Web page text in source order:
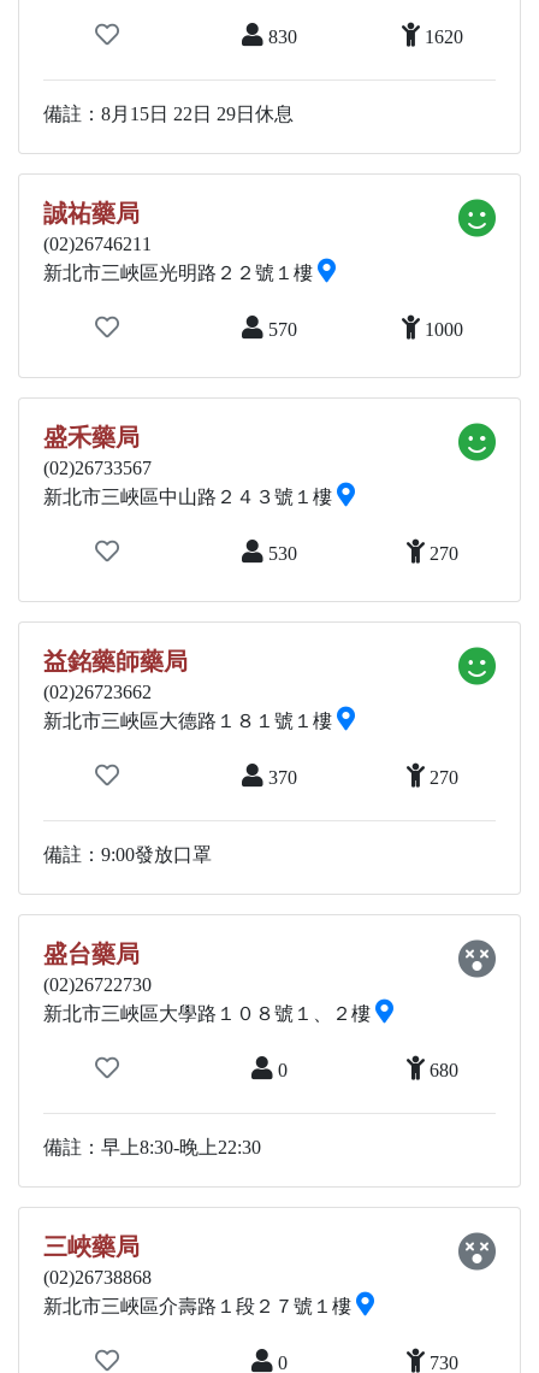
830 1620
備註：8月15日 22日 29日休息
誠祐藥局
(02)26746211
新北市三峽區光明路２２號１樓
570 1000
盛禾藥局
(02)26733567
新北市三峽區中山路２４３號１樓
530 270
益銘藥師藥局
(02)26723662
新北市三峽區大德路１８１號１樓
370 270
備註：9:00發放口罩
盛台藥局
(02)26722730
新北市三峽區大學路１０８號１、２樓
0 680
備註：早上8:30-晚上22:30
三峽藥局
(02)26738868
新北市三峽區介壽路１段２７號１樓
0 730